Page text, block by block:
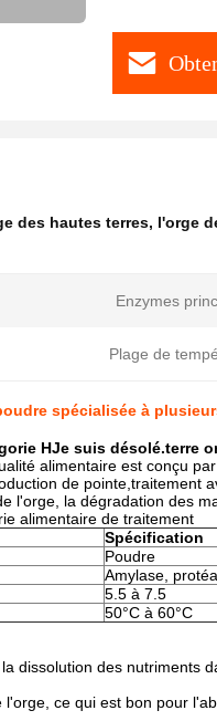
des hautes terres, l'orge
Enzymes
Plage de
spécialisée à
HJe suis désolé.terre
alimentaire est conçu
de pointe,traitement
l'orge, la dégradation des
alimentaire de traitement
Spécification
Poudre
Amylase,
5.5 à 7.5
50°C à 60°C
dissolution des nutriments
ce qui est bon pour